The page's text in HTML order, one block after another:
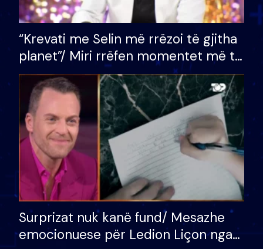
“Krevati me Selin më rrëzoi të gjitha
planet”/ Miri rrëfen momentet më të
bukura në shtëpinë e BB VIP: Do më
mungojë zilja e mëngjesit kur…
Surprizat nuk kanë fund/ Mesazhe
emocionuese për Ledion Liçon nga